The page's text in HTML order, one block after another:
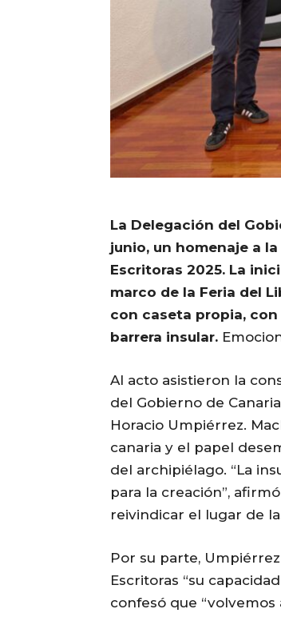
La Delegación del
junio, un homenaje a
Escritoras 2025. La
marco de la Feria del
con caseta propia,
barrera insular.
Al acto asistieron la
del Gobierno de
Horacio Umpiérrez.
canaria y el papel
del archipiélago. “La
para la creación”,
reivindicar el lugar de
Por su parte,
Escritoras “su
confesó que